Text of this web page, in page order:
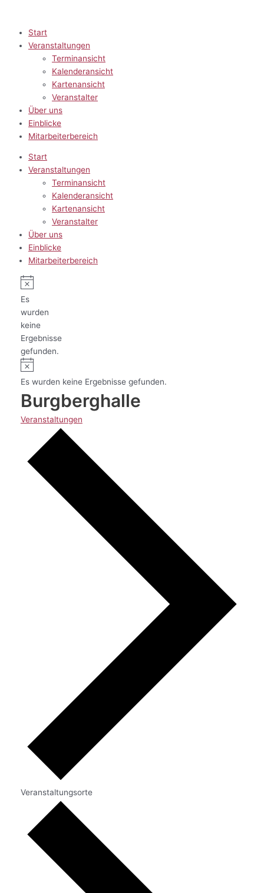
springenStart
Veranstaltungen
Terminansicht
Kalenderansicht
Kartenansicht
Veranstalter
Über uns
Einblicke
Mitarbeiterbereich
Start
Veranstaltungen
Terminansicht
Kalenderansicht
Kartenansicht
Veranstalter
Über uns
Einblicke
Mitarbeiterbereich
Es
wurden
keine
Ergebnisse
gefunden.
Es wurden keine Ergebnisse gefunden.
Burgberghalle
Veranstaltungen
Veranstaltungsorte